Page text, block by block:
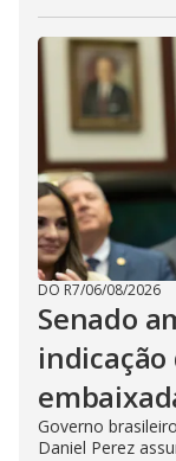
DO R7/06/08/2026
Senado
Governo
Daniel Perez